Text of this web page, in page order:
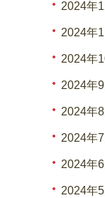
2024年
2024年
2024年
2024年
2024年
2024年
2024年
2024年